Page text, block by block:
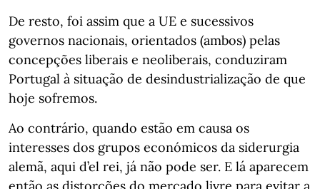
De resto, foi assim que a UE e sucessivos
governos nacionais, orientados (ambos) pelas
concepções liberais e neoliberais, conduziram
Portugal à situação de desindustrialização de que
hoje sofremos.
Ao contrário, quando estão em causa os
interesses dos grupos económicos da siderurgia
alemã, aqui d’el rei, já não pode ser. E lá aparecem